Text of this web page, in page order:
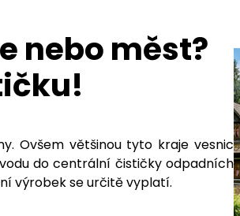
nebo měst?
Ovšem většinou tyto kraje vesnic
do centrální čističky odpadních
výrobek se určitě vyplatí.